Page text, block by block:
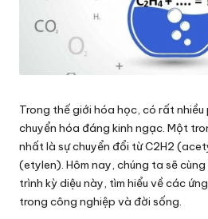
Trong thế giới hóa học, có rất
chuyển hóa đáng kinh ngạc. Một
nhất là sự chuyển đổi từ C2H2
(etylen). Hôm nay, chúng ta sẽ
trình kỳ diệu này, tìm hiểu về các
trong công nghiệp và đời sống.